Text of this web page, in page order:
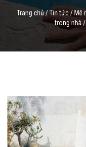
Trang chủ/Tin tức/ Mê
trong nhà /